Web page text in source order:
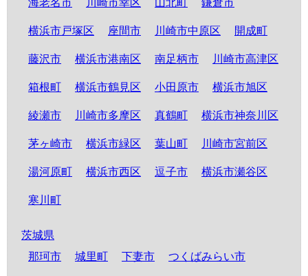
海老名市 川崎市幸区 山北町 鎌倉市
横浜市戸塚区 座間市 川崎市中原区 開成町
藤沢市 横浜市港南区 南足柄市 川崎市高津区
箱根町 横浜市鶴見区 小田原市 横浜市旭区
綾瀬市 川崎市多摩区 真鶴町 横浜市神奈川区
茅ヶ崎市 横浜市緑区 葉山町 川崎市宮前区
湯河原町 横浜市西区 逗子市 横浜市瀬谷区
寒川町
茨城県
那珂市
城里町 下妻市 つくばみらい市